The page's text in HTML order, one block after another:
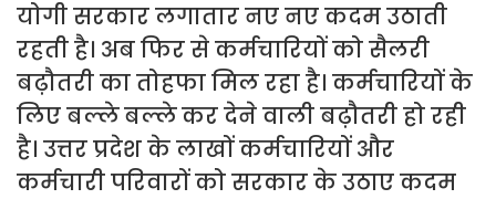
योगी सरकार लगातार नए नए कदम उठाती
रहती है। अब फिर से कर्मचारियों को सैलरी
बढ़ौतरी का तोहफा मिल रहा है। कर्मचारियों के
लिए बल्ले बल्ले कर देने वाली बढ़ौतरी हो रही
है। उत्तर प्रदेश के लाखों कर्मचारियों और
कर्मचारी परिवारों को सरकार के उठाए कदम